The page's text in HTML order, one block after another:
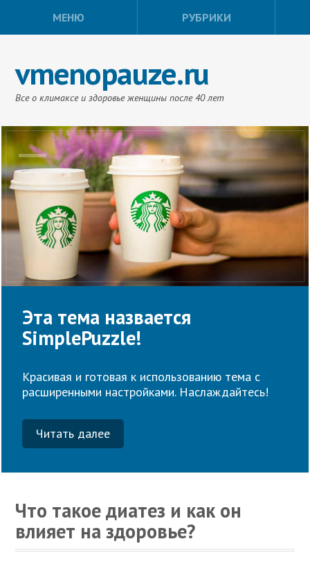
МЕНЮ РУБРИКИ
vmenopauze.ru
Все о климаксе и здоровье женщины после 40 лет
Эта тема назвается
SimplePuzzle!
Красивая и готовая к использованию тема с
расширенными настройками. Наслаждайтесь!
Читать далее
Что такое диатез и как он
влияет на здоровье?